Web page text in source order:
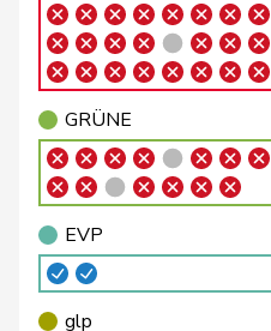
Badran
Jacqueline
Bally
Balmer
Bettina
Barandun
Nicole
Baumann
GRÜNE
EVP
glp